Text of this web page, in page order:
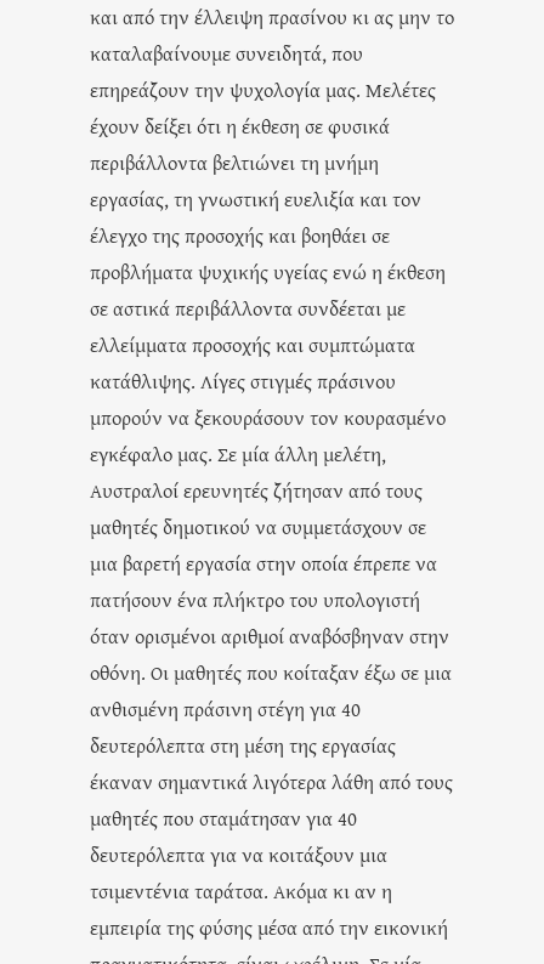
και από την έλλειψη πρασίνου κι ας μην το
καταλαβαίνουμε συνειδητά, που
επηρεάζουν την ψυχολογία μας. Μελέτες
έχουν δείξει ότι η έκθεση σε φυσικά
περιβάλλοντα βελτιώνει τη μνήμη
εργασίας, τη γνωστική ευελιξία και τον
έλεγχο της προσοχής και βοηθάει σε
προβλήματα ψυχικής υγείας ενώ η έκθεση
σε αστικά περιβάλλοντα συνδέεται με
ελλείμματα προσοχής και συμπτώματα
κατάθλιψης. Λίγες στιγμές πράσινου
μπορούν να ξεκουράσουν τον κουρασμένο
εγκέφαλο μας. Σε μία άλλη μελέτη,
Αυστραλοί ερευνητές ζήτησαν από τους
μαθητές δημοτικού να συμμετάσχουν σε
μια βαρετή εργασία στην οποία έπρεπε να
πατήσουν ένα πλήκτρο του υπολογιστή
όταν ορισμένοι αριθμοί αναβόσβηναν στην
οθόνη. Οι μαθητές που κοίταξαν έξω σε μια
ανθισμένη πράσινη στέγη για 40
δευτερόλεπτα στη μέση της εργασίας
έκαναν σημαντικά λιγότερα λάθη από τους
μαθητές που σταμάτησαν για 40
δευτερόλεπτα για να κοιτάξουν μια
τσιμεντένια ταράτσα. Ακόμα κι αν η
εμπειρία της φύσης μέσα από την εικονική